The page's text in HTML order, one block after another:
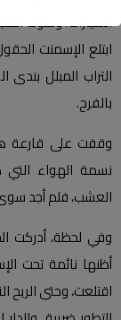
السيارات، وصوت
ابتلع الإسمنت
التراب المبلل بندى
بالفرح.
وقفت على قارعة
نسمة الهواء التي
العشب، فلم أجد
وفي لحظة، أدركت
أظنها نائمة تحت
اقتلعت، وحتى الريح